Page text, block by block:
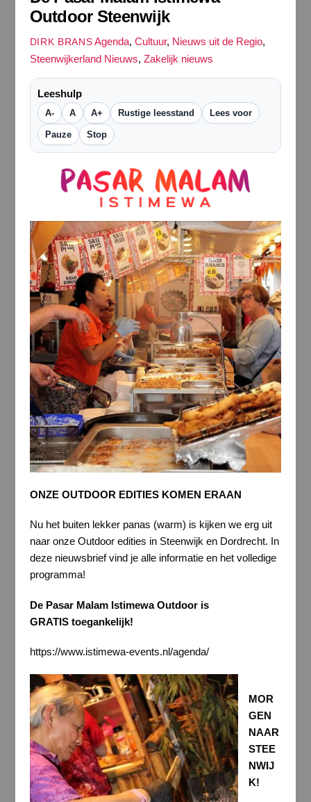
Outdoor Steenwijk
DIRK BRANS Agenda,Cultuur, Nieuws uit de Regio,
Steenwijkerland Nieuws, Zakelijk nieuws
Leeshulp
A- A A+ Rustige leesstand Lees voor
Pauze Stop
ONZE OUTDOOR EDITIES KOMEN ERAAN
Nu het buiten lekker panas (warm) is kijken we erg uit
naar onze Outdoor edities in Steenwijk en Dordrecht. In
deze nieuwsbrief vind je alle informatie en het volledige
programma!
De Pasar Malam Istimewa Outdoor is
GRATIS toegankelijk!
https://www.istimewa-events.nl/agenda/
MOR
GEN
NAAR
STEE
NWIJ
K!